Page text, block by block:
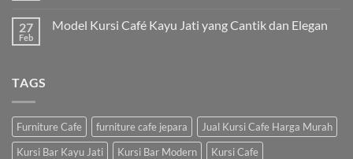
27
Feb
Model Kursi Café Kayu Jati yang Cantik dan Elegan
TAGS
Furniture Cafe furniture cafe jepara
Jual Kursi Cafe Harga Murah
Kursi Bar Kayu Jati
Kursi Bar Modern
Kursi Cafe